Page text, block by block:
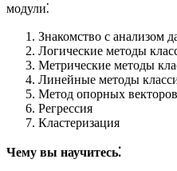
модули⁚
Знакомство с анализом
Логические методы
Метрические методы
Линейные методы
Метод опорных векторов
Регрессия
Кластеризация
Чему вы научитесь⁚